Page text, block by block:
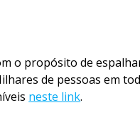
o propósito de
de pessoas em
neste link.